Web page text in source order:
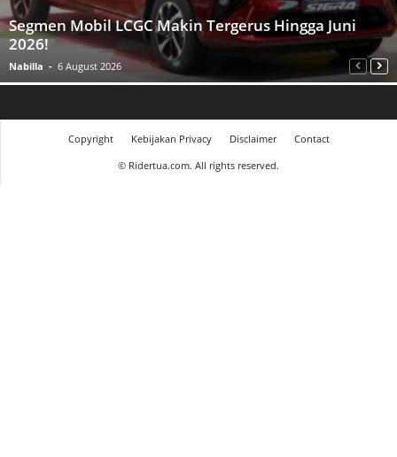
Segmen Mobil LCGC Makin Tergerus Hingga Juni
2026!
Nabilla - 6 August 2026
Copyright Kebijakan Privacy Disclaimer
Contact
© Ridertua.com. All rights reserved.